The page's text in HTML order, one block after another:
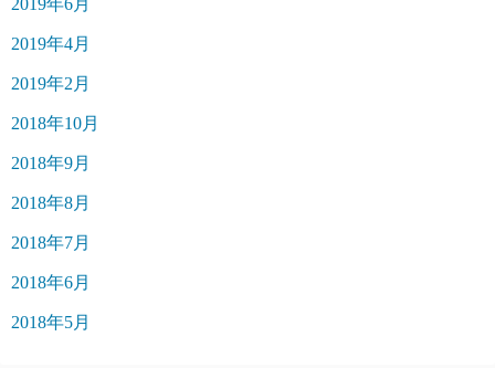
2019年6月
2019年4月
2019年2月
2018年10月
2018年9月
2018年8月
2018年7月
2018年6月
2018年5月